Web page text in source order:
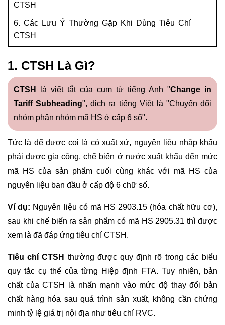
CTSH
6. Các Lưu Ý Thường Gặp Khi Dùng Tiêu Chí
CTSH
1. CTSH Là Gì?
CTSH là viết tắt của cụm từ tiếng Anh "Change in
Tariff Subheading", dịch ra tiếng Việt là "Chuyển đổi
nhóm phân nhóm mã HS ở cấp 6 số".
Tức là để được coi là có xuất xứ, nguyên liệu nhập khẩu
phải được gia công, chế biến ở nước xuất khẩu đến mức
mã HS của sản phẩm cuối cùng khác với mã HS của
nguyên liệu ban đầu ở cấp độ 6 chữ số.
Ví dụ: Nguyên liệu có mã HS 2903.15 (hóa chất hữu cơ),
sau khi chế biến ra sản phẩm có mã HS 2905.31 thì được
xem là đã đáp ứng tiêu chí CTSH.
Tiêu chí CTSH thường được quy định rõ trong các biểu
quy tắc cụ thể của từng Hiệp định FTA. Tuy nhiên, bản
chất của CTSH là nhấn mạnh vào mức độ thay đổi bản
chất hàng hóa sau quá trình sản xuất, không cần chứng
minh tỷ lệ giá trị nội địa như tiêu chí RVC.